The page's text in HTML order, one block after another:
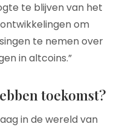
te blijven van het
om
te nemen over
in altcoins.”
toekomst?
in de wereld van